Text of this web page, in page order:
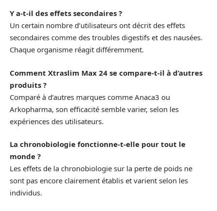
Y a-t-il des effets secondaires ?
Un certain nombre d’utilisateurs ont décrit des effets
secondaires comme des troubles digestifs et des nausées.
Chaque organisme réagit différemment.
Comment Xtraslim Max 24 se compare-t-il à d’autres
produits ?
Comparé à d’autres marques comme Anaca3 ou
Arkopharma, son efficacité semble varier, selon les
expériences des utilisateurs.
La chronobiologie fonctionne-t-elle pour tout le
monde ?
Les effets de la chronobiologie sur la perte de poids ne
sont pas encore clairement établis et varient selon les
individus.